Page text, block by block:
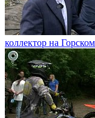
коллектор на